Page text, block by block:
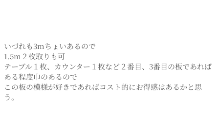
いづれも3mちょいあるので
1.5m２枚取りも可
テーブル１枚、カウンター１枚など２番目、3番目の板であれば
ある程度巾のあるので
この板の模様が好きであればコスト的にお得感はあるかと思
う。